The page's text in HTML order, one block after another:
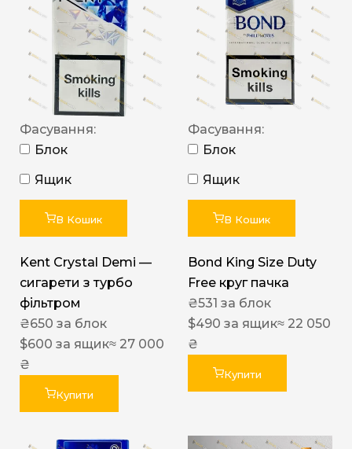
Фасування:
Блок
Ящик
В Кошик
Kent Crystal Demi —
сигарети з турбо
фільтром
₴650 за блок
$600 за ящик≈ 27 000
₴
Купити
Фасування:
Блок
Ящик
В Кошик
Bond King Size Duty
Free круг пачка
₴531 за блок
$490 за ящик≈ 22 050
₴
Купити